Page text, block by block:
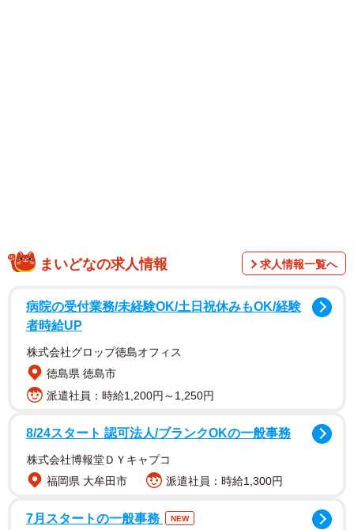
コロコロ指示が変わる上司の攻略法とは（えりたさん提供）
そんな困った上司の攻略法を、漫画家のえりたさんが実際
に仕事場で遭遇した上司をモデルとして描いたマンガ『言
ます。
まいどなの求人情報 求人情報一覧へ
病院の受付業務/未経験OK/土日祝休みもOK/経験
者時給UP
株式会社グロップ徳島オフィス
徳島県 徳島市
派遣社員：時給1,200円～1,250円
8/24スタート 認可法人/ブランクOKの一般事務
株式会社博報堂ＤＹキャプコ
福岡県 大牟田市
派遣社員：時給1,300円
7月スタートの一般事務 NEW